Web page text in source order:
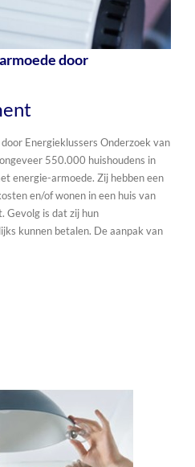
door
Energieklussers Onderzoek van
550.000 huishoudens in
energie-armoede. Zij hebben een
en/of wonen in een huis van
Gevolg is dat zij hun
kunnen betalen. De aanpak van